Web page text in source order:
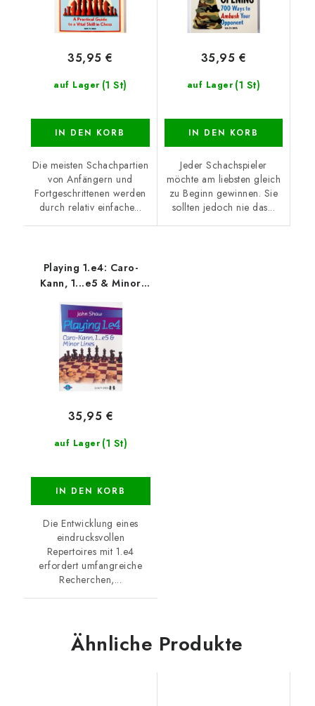
auf Lager (1 St)
35,95 €
IN DEN KORB
Die meisten Schachpartien
von Anfängern und
Fortgeschrittenen werden
durch relativ einfache...
auf Lager (1 St)
35,95 €
IN DEN KORB
Jeder Schachspieler
möchte am liebsten gleich
zu Beginn gewinnen. Sie
sollten jedoch nie das...
Playing 1.e4: Caro-
Kann, 1...e5 & Minor
auf Lager (1 St)
35,95 €
IN DEN KORB
Die Entwicklung eines
eindrucksvollen
Repertoires mit 1.e4
erfordert umfangreiche
Recherchen,...
Ähnliche Produkte